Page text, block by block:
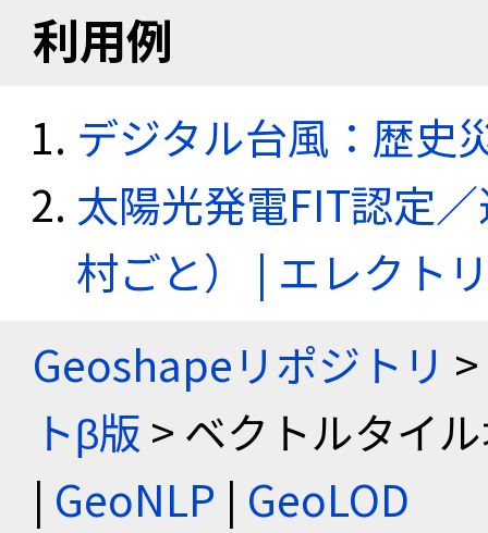
利用例
デジタル台風：歴史
太陽光発電FIT認定
村ごと） | エレクト
Geoshapeリポジトリ >
トβ版 > ベクトルタイ
| GeoNLP | GeoLOD